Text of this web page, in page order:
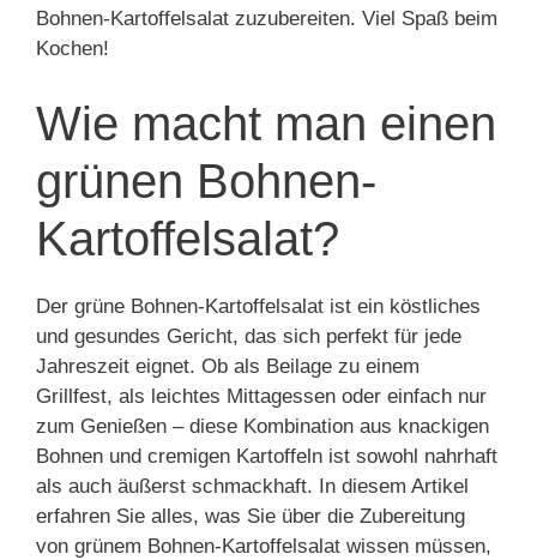
Bohnen-Kartoffelsalat zuzubereiten. Viel Spaß beim
Kochen!
Wie macht man einen
grünen Bohnen-
Kartoffelsalat?
Der grüne Bohnen-Kartoffelsalat ist ein köstliches
und gesundes Gericht, das sich perfekt für jede
Jahreszeit eignet. Ob als Beilage zu einem
Grillfest, als leichtes Mittagessen oder einfach nur
zum Genießen – diese Kombination aus knackigen
Bohnen und cremigen Kartoffeln ist sowohl nahrhaft
als auch äußerst schmackhaft. In diesem Artikel
erfahren Sie alles, was Sie über die Zubereitung
von grünem Bohnen-Kartoffelsalat wissen müssen,